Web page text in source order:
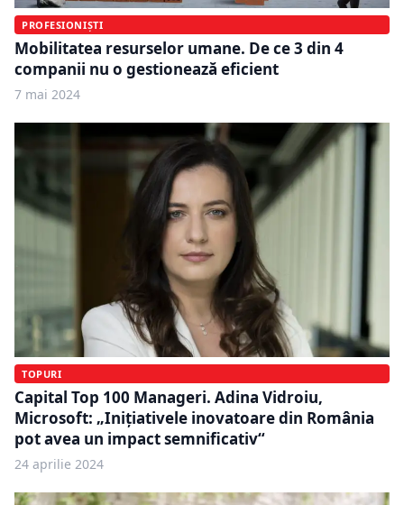
PROFESIONIȘTI
Mobilitatea resurselor umane. De ce 3 din 4
companii nu o gestionează eficient
7 mai 2024
TOPURI
Capital Top 100 Manageri. Adina Vidroiu,
Microsoft: „Inițiativele inovatoare din România
pot avea un impact semnificativ“
24 aprilie 2024